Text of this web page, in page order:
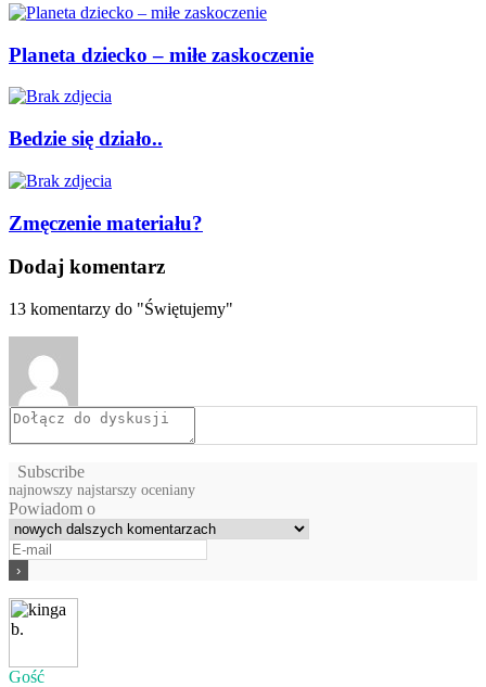
Planeta dziecko – miłe zaskoczenie
Bedzie się działo..
Zmęczenie materiału?
Dodaj komentarz
13 komentarzy do "Świętujemy"
Subscribe
najnowszy najstarszy oceniany
Powiadom o
Gość